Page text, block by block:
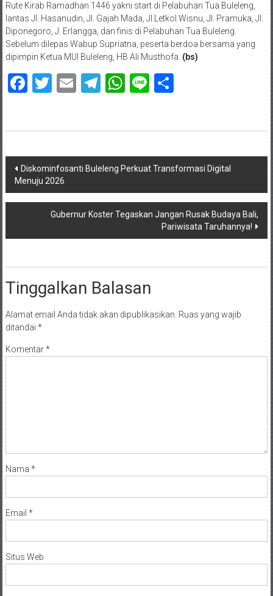
Rute Kirab Ramadhan 1446 yakni start di Pelabuhan Tua Buleleng,
lantas Jl. Hasanudin, Jl. Gajah Mada, Jl.Letkol Wisnu, Jl. Pramuka, Jl.
Diponegoro, J. Erlangga, dan finis di Pelabuhan Tua Buleleng.
Sebelum dilepas Wabup Supriatna, peserta berdoa bersama yang
dipimpin Ketua MUI Buleleng, HB Ali Musthofa. (bs)
Facebook
Twitter
EmailTelegram
WhatsApp
LineShare
Navigasi
pos
Diskominfosanti Buleleng Perkuat Transformasi Digital
Menuju 2026
Gubernur Koster Tegaskan Jangan Rusak Budaya Bali,
Pariwisata Taruhannya!
Tinggalkan Balasan
Alamat email Anda tidak akan dipublikasikan. Ruas yang wajib
ditandai *
Komentar*
Nama *
Email *
Situs Web